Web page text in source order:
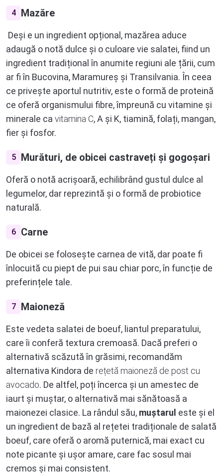
4 Mazăre
Deși e un ingredient opțional, mazărea aduce
adaugă o notă dulce și o culoare vie salatei, fiind un
ingredient tradițional în anumite regiuni ale țării, cum
ar fi în Bucovina, Maramureș și Transilvania. În ceea
ce privește aportul nutritiv, este o formă de proteină
ce oferă organismului fibre, împreună cu vitamine și
minerale ca vitamina C, A și K, tiamină, folați, mangan,
fier și fosfor.
5 Murături, de obicei castraveți și gogoșari
Oferă o notă acrișoară, echilibrând gustul dulce al
legumelor, dar reprezintă și o formă de probiotice
naturală.
6 Carne
De obicei se folosește carnea de vită, dar poate fi
înlocuită cu piept de pui sau chiar porc, în funcție de
preferințele tale.
7 Maioneză
Este vedeta salatei de boeuf, liantul preparatului,
care îi conferă textura cremoasă. Dacă preferi o
alternativă scăzută în grăsimi, recomandăm
alternativa Kindora de rețetă maioneză de post cu
avocado. De altfel, poți încerca și un amestec de
iaurt și muștar, o alternativă mai sănătoasă a
maionezei clasice. La rândul său, muștarul este și el
un ingredient de bază al rețetei tradiționale de salată
boeuf, care oferă o aromă puternică, mai exact cu
note picante și ușor amare, care fac sosul mai
cremos și mai consistent.